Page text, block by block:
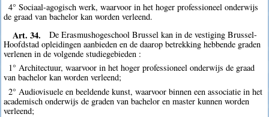
4° Sociaal-agogisch werk, waarvoor in het hoger professioneel onderwijs
de graad van bachelor kan worden verleend.
Art. 34.
De Erasmushogeschool Brussel kan in de vestiging Brussel-
Hoofdstad opleidingen aanbieden en de daarop betrekking hebbende graden
verlenen in de volgende studiegebieden :
1° Architectuur, waarvoor in het hoger professioneel onderwijs de graad
van bachelor kan worden verleend;
2° Audiovisuele en beeldende kunst, waarvoor binnen een associatie in het
academisch onderwijs de graden van bachelor en master kunnen worden
verleend;